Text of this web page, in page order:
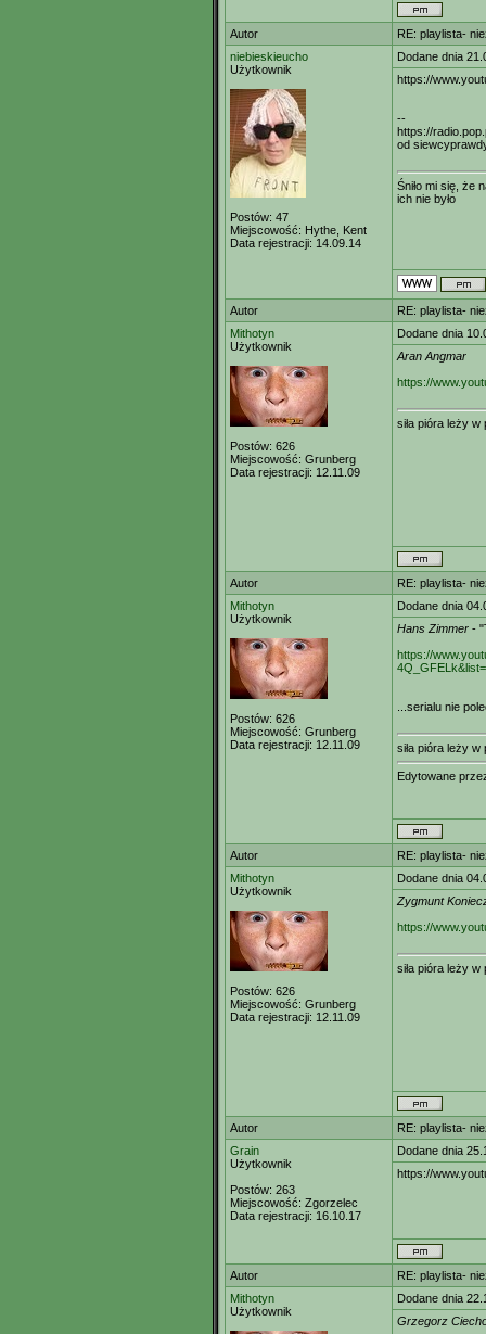
Autor
RE: playlista-
niebieskieucho
Użytkownik
Postów: 47
Miejscowość: Hythe, Kent
Data rejestracji: 14.09.14
Dodane dnia
https://
--
https://
od
Śniło mi się, że
ich nie było
Autor
RE: playlista-
Mithotyn
Użytkownik
Postów: 626
Miejscowość: Grunberg
Data rejestracji: 12.11.09
Dodane dnia
Aran Angmar
https://
siła pióra leży w
Autor
RE: playlista-
Mithotyn
Użytkownik
Postów: 626
Miejscowość: Grunberg
Data rejestracji: 12.11.09
Dodane dnia
Hans Zimmer -
https://
...serialu nie
siła pióra leży w
Edytowane
Autor
RE: playlista-
Mithotyn
Użytkownik
Postów: 626
Miejscowość: Grunberg
Data rejestracji: 12.11.09
Dodane dnia
Zygmunt
https://
siła pióra leży w
Autor
RE: playlista-
Grain
Użytkownik
Postów: 263
Miejscowość: Zgorzelec
Data rejestracji: 16.10.17
Dodane dnia
https://
Autor
RE: playlista-
Mithotyn
Użytkownik
Dodane dnia
Grzegorz